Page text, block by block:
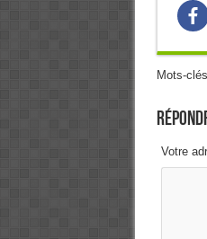
Mots-
Votre